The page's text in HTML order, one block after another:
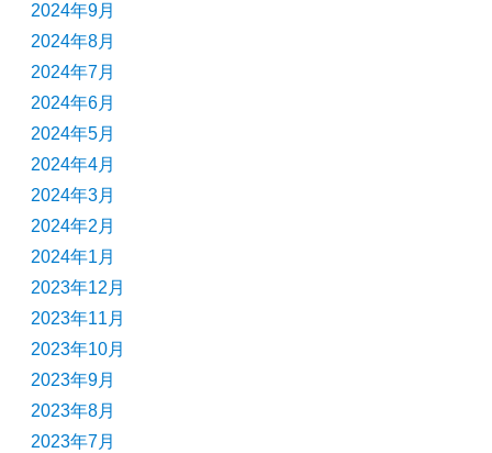
2024年9月
2024年8月
2024年7月
2024年6月
2024年5月
2024年4月
2024年3月
2024年2月
2024年1月
2023年12月
2023年11月
2023年10月
2023年9月
2023年8月
2023年7月